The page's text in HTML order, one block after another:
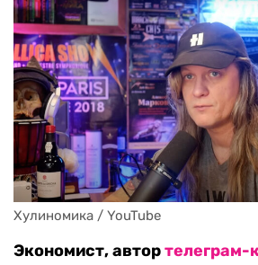
Экономист, автортелеграм-